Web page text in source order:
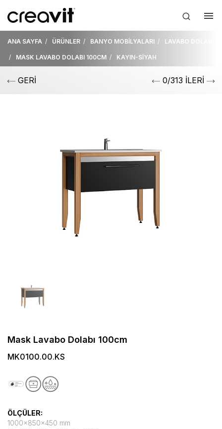
ANA SAYFA ÜRÜNLER BANYO MOBİLYALARI LAVABO DOLABI
MASK LAVABO DOLABI 100CM KAYIN-SİYAH
GERİ 0/313 İLERİ
Mask Lavabo Dolabı 100cm
MK0100.00.KS
ÖLÇÜLER:
1000x850x450 mm